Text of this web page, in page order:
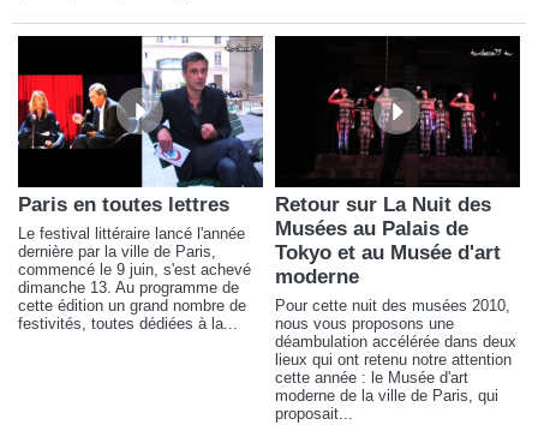
Paris en toutes lettres
Le festival littéraire lancé l'année
dernière par la ville de Paris,
commencé le 9 juin, s'est achevé
dimanche 13. Au programme de
cette édition un grand nombre de
festivités, toutes dédiées à la...
Retour sur La Nuit des
Musées au Palais de
Tokyo et au Musée d'art
moderne
Pour cette nuit des musées 2010,
nous vous proposons une
déambulation accélérée dans deux
lieux qui ont retenu notre attention
cette année : le Musée d'art
moderne de la ville de Paris, qui
proposait...